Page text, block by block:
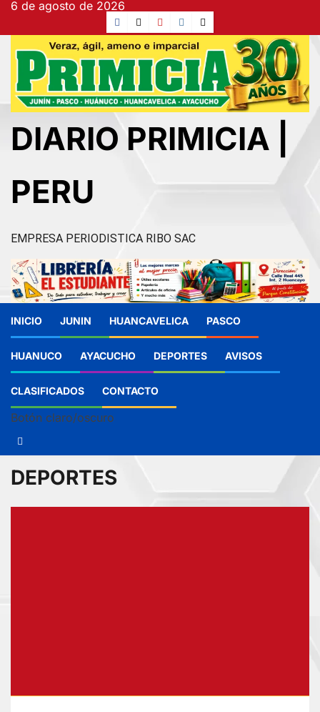
contenido
6 de agosto de 2026
Facebook
TikTokYouTube
Instagram
X
DIARIO PRIMICIA |
PERU
EMPRESA PERIODISTICA RIBO SAC
INICIO JUNIN HUANCAVELICA PASCO
HUANUCO AYACUCHO DEPORTES AVISOS
CLASIFICADOS CONTACTO
Botón claro/oscuro
DEPORTES